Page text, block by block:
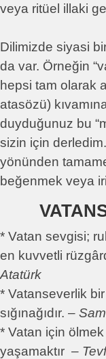
veya ritüel illaki
Dilimizde siyasi
da var. Örneğin
hepsi tam olarak
atasözü)
duyduğunuz bu
sizin için
yönünden
beğenmek veya
* Vatan sevgisi;
en kuvvetli
Atatürk
* Vatanseverlik
sığınağıdır. –
* Vatan için
yaşamaktır –